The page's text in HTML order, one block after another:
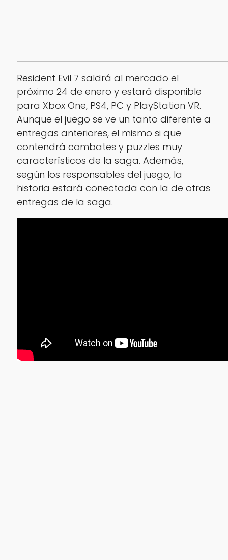
Resident Evil 7 saldrá al mercado el
próximo 24 de enero y estará disponible
para Xbox One, PS4, PC y PlayStation VR.
Aunque el juego se ve un tanto diferente a
entregas anteriores, el mismo si que
contendrá combates y puzzles muy
característicos de la saga. Además,
según los responsables del juego, la
historia estará conectada con la de otras
entregas de la saga.